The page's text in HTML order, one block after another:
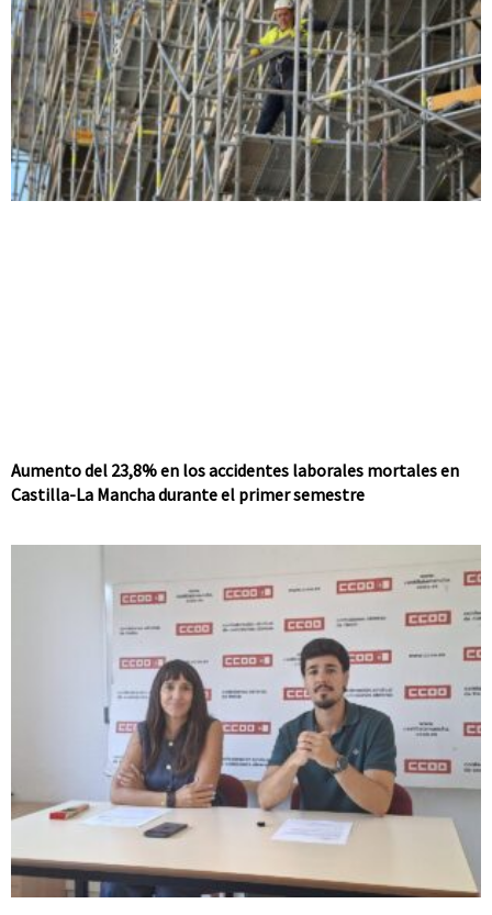
Aumento del 23,8% en los accidentes laborales mortales en
Castilla-La Mancha durante el primer semestre